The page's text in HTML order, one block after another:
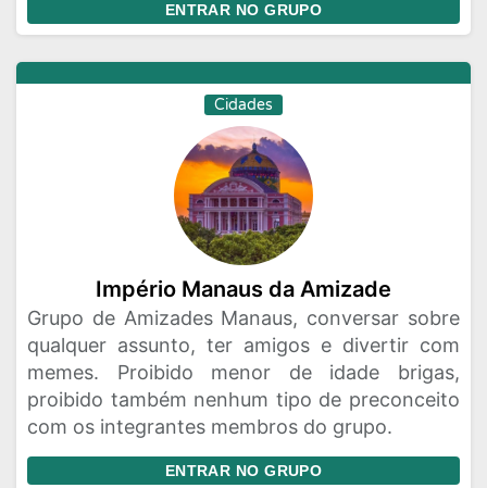
ENTRAR NO GRUPO
Cidades
Império Manaus da Amizade
Grupo de Amizades Manaus, conversar sobre
qualquer assunto, ter amigos e divertir com
memes. Proibido menor de idade brigas,
proibido também nenhum tipo de preconceito
com os integrantes membros do grupo.
ENTRAR NO GRUPO